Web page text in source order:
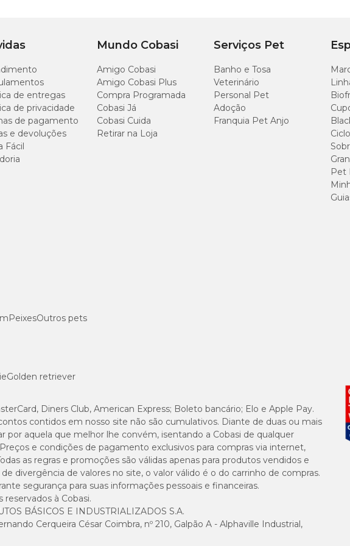
de entregas
de privacidade
de pagamento
e devoluções
Fácil
Mundo Cobasi
Amigo Cobasi
Amigo Cobasi Plus
Compra Programada
Cobasi Já
Cobasi Cuida
Retirar na Loja
Serviços Pet
Banho e Tosa
Veterinário
Personal Pet
Adoção
Franquia Pet Anjo
Pet
PeixesOutros pets
Golden retriever
Diners Club, American Express; Boleto bancário; Elo e Apple Pay.
contidos em nosso site não são cumulativos. Diante de duas ou mais
por aquela que melhor lhe convém, isentando a Cobasi de qualquer
e condições de pagamento exclusivos para compras via internet,
as regras e promoções são válidas apenas para produtos vendidos e
divergência de valores no site, o valor válido é o do carrinho de compras.
segurança para suas informações pessoais e financeiras.
reservados à Cobasi.
BÁSICOS E INDUSTRIALIZADOS S.A.
Cerqueira César Coimbra, nº 210, Galpão A - Alphaville Industrial,